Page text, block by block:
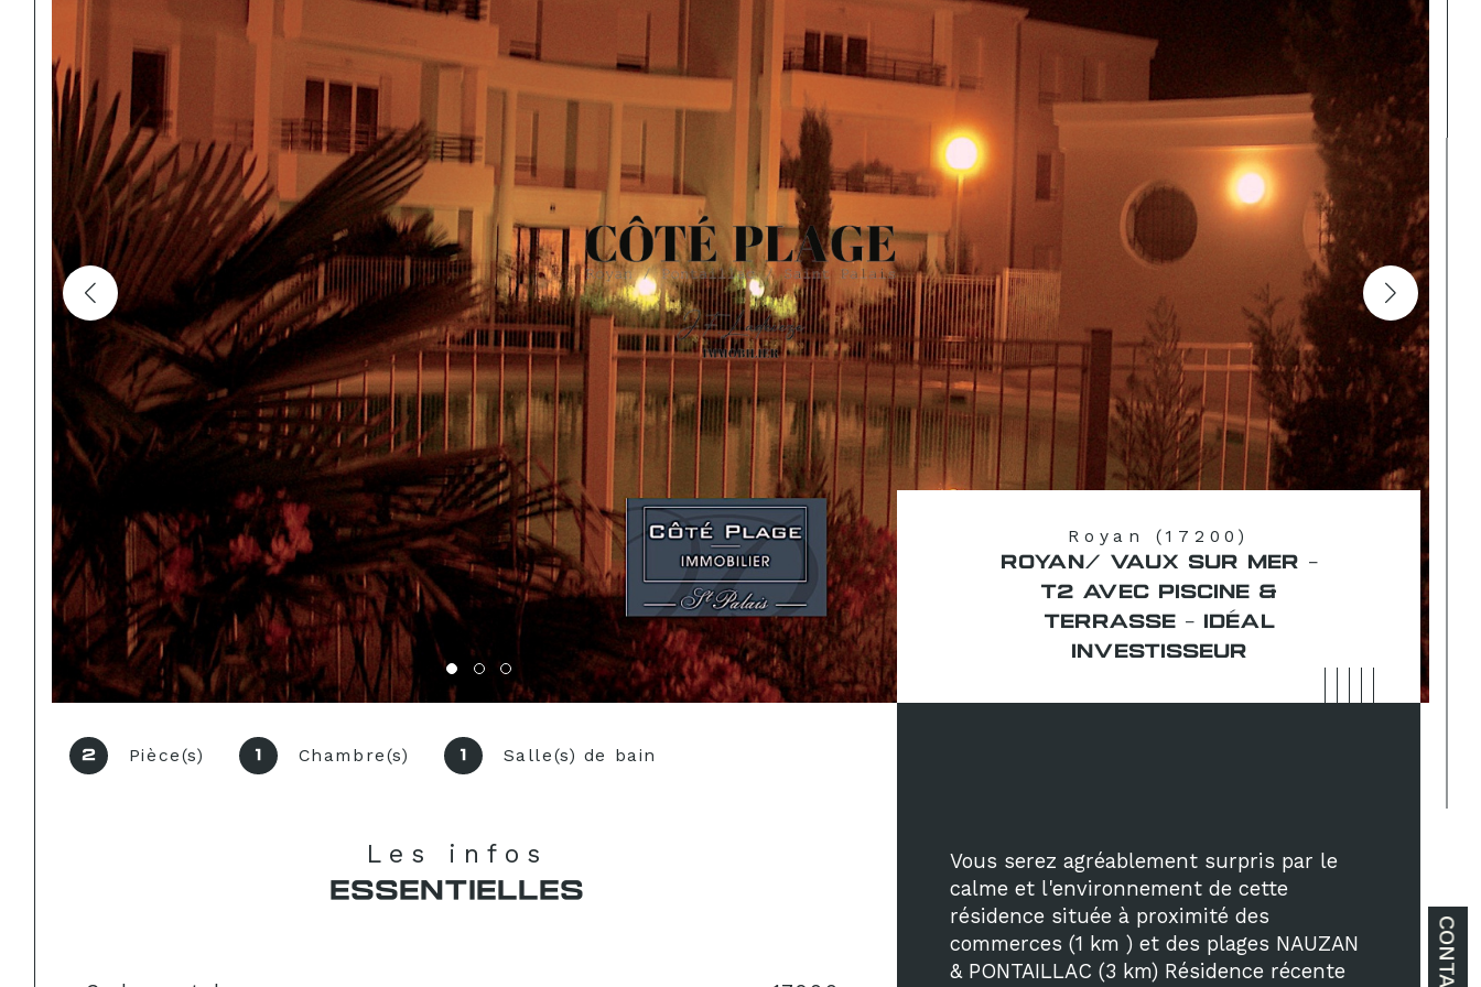
CONTACT
Royan (17200)
ROYAN/ VAUX SUR MER -
T2 AVEC PISCINE &
TERRASSE - IDÉAL
INVESTISSEUR
2 Pièce(s) 1 Chambre(s) 1 Salle(s) de bain
Les infos
ESSENTIELLES
Vous serez agréablement surpris par le
calme et l'environnement de cette
résidence située à proximité des
commerces (1 km ) et des plages NAUZAN
& PONTAILLAC (3 km) Résidence récente